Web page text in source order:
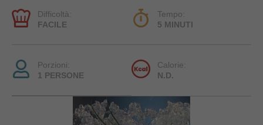
Difficoltà:
FACILE
Tempo:
5 MINUTI
Porzioni:
1 PERSONE
Calorie:
N.D.